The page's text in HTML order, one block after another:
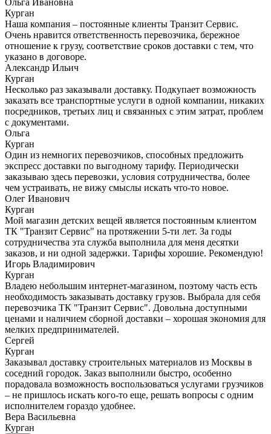
Ольга Ивановна
Курган
Наша компания – постоянные клиенты Транзит Сервис.
Очень нравится ответственность перевозчика, бережное
отношение к грузу, соответствие сроков доставки с тем, что
указано в договоре.
Александр Ильич
Курган
Несколько раз заказывали доставку. Подкупает возможность
заказать все транспортные услуги в одной компании, никаких
посредников, третьих лиц и связанных с этим затрат, проблем
с документами.
Ольга
Курган
Один из немногих перевозчиков, способных предложить
экспресс доставки по выгодному тарифу. Периодически
заказываю здесь перевозки, условия сотрудничества, более
чем устраивать, не вижу смыслы искать что-то новое.
Олег Иванович
Курган
Мой магазин детских вещей является постоянным клиентом
ТК "Транзит Сервис" на протяжении 5-ти лет. За годы
сотрудничества эта служба выполнила для меня десятки
заказов, и ни одной задержки. Тарифы хорошие. Рекомендую!
Игорь Владимирович
Курган
Владею небольшим интернет-магазином, поэтому часть есть
необходимость заказывать доставку грузов. Выбрала для себя
перевозчика ТК "Транзит Сервис". Довольна доступными
ценами и наличием сборной доставки – хорошая экономия для
мелких предпринимателей.
Сергей
Курган
Заказывал доставку строительных материалов из Москвы в
соседний городок. Заказ выполнили быстро, особенно
порадовала возможность воспользоваться услугами грузчиков
– не пришлось искать кого-то еще, решать вопросы с одним
исполнителем гораздо удобнее.
Вера Васильевна
Курган